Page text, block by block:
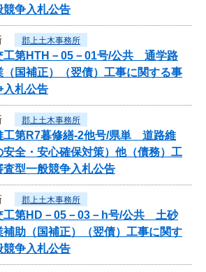
競争入札公告
郡上土木事務所
工第HTH－05－01号/公共 通学路
（国補正）（翌債）工事に関する事
入札公告
郡上土木事務所
工第R7暮修繕-2他号/県単 道路維
全・安心確保対策）他（債務）工
型一般競争入札公告
郡上土木事務所
工第HD－05－03－h号/公共 土砂
補助（国補正）（翌債）工事に関す
競争入札公告